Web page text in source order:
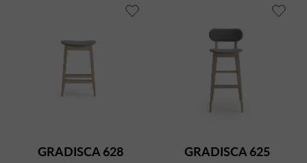
GRADISCA 628 GRADISCA 625